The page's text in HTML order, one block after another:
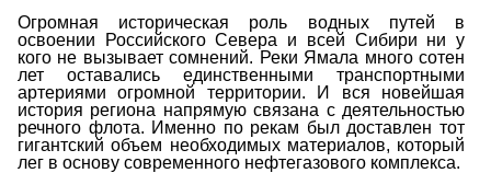
Огромная историческая роль водных путей в
освоении Российского Севера и всей Сибири ни у
кого не вызывает сомнений. Реки Ямала много сотен
лет оставались единственными транспортными
артериями огромной территории. И вся новейшая
история региона напрямую связана с деятельностью
речного флота. Именно по рекам был доставлен тот
гигантский объем необходимых материалов, который
лег в основу современного нефтегазового комплекса.